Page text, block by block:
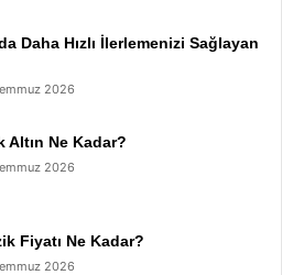
Daha Hızlı İlerlemenizi Sağlayan
2026
Altın Ne Kadar?
2026
Fiyatı Ne Kadar?
2026